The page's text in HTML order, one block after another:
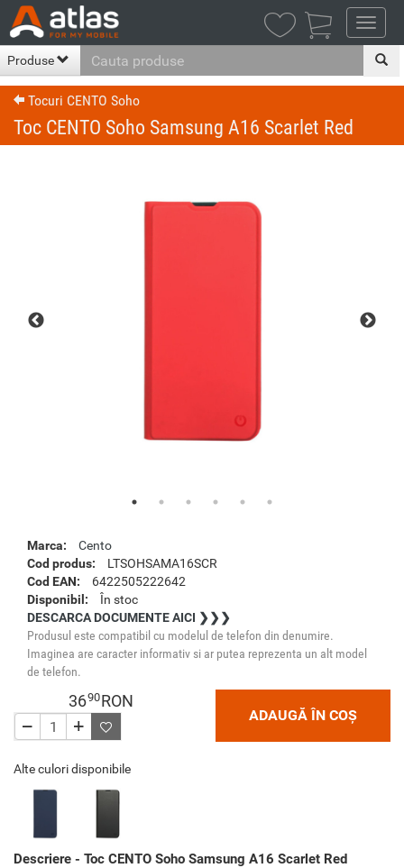
Produse
Tocuri CENTO Soho
Toc CENTO Soho Samsung A16 Scarlet Red
Marca:
Cento
Cod produs:
LTSOHSAMA16SCR
Cod EAN:
6422505222642
Disponibil:
În stoc
DESCARCA DOCUMENTE AICI ❯❯❯
Produsul este compatibil cu modelul de telefon din denumire.
Imaginea are caracter informativ si ar putea reprezenta un alt model
de telefon.
3690RON
ADAUGĂ ÎN COȘ
Alte culori disponibile
Descriere - Toc CENTO Soho Samsung A16 Scarlet Red